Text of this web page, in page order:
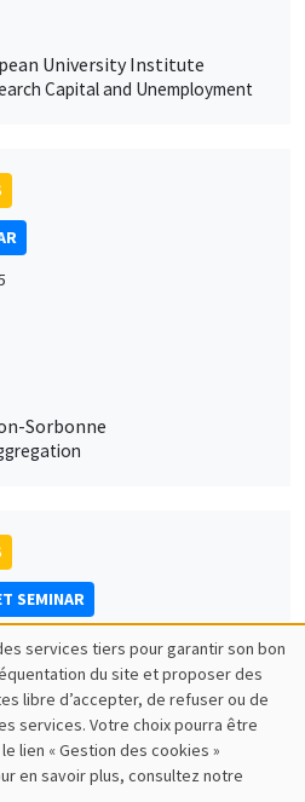
University Institute
Capital and Unemployment
Sorbonne
SEMINAR
services tiers pour garantir son bon
du site et proposer des
libre d’accepter, de refuser ou de
services. Votre choix pourra être
lien « Gestion des cookies »
en savoir plus, consultez notre